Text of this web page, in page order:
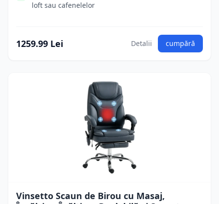
loft sau cafenelelor
1259.99 Lei Detalii cumpără
Vinsetto Scaun de Birou cu Masaj,